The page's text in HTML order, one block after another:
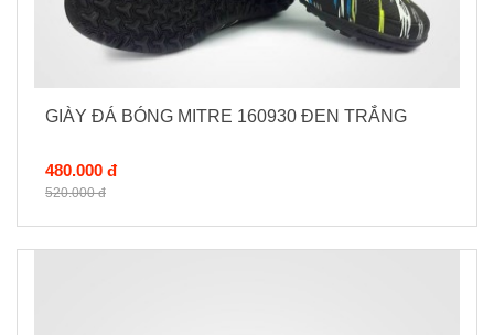
GIÀY ĐÁ BÓNG MITRE 160930 ĐEN TRẮNG
480.000 đ
520.000 đ